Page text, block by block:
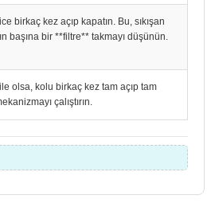
birkaç kez açıp kapatın. Bu, sıkışan
başına bir **filtre** takmayı düşünün.
olsa, kolu birkaç kez tam açıp tam
çalıştırın.